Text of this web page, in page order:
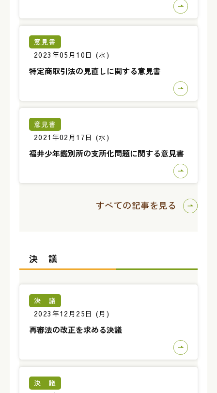
意見書
2023年05月10日 (水)
特定商取引法の見直しに関する意見書
意見書
2021年02月17日 (水)
福井少年鑑別所の支所化問題に関する意見書
すべての記事を見る
決 議
決 議
2023年12月25日 (月)
再審法の改正を求める決議
決 議